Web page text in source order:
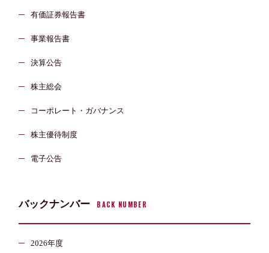
有価証券報告書
事業報告書
決算公告
株主総会
コーポレート・ガバナンス
株主優待制度
電子公告
バックナンバー BACK NUMBER
2026年度